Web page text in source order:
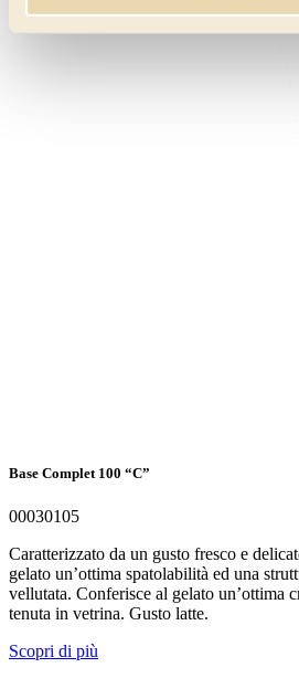
Base Complet 100 “C”
00030105
Caratterizzato da un gusto fresco e
gelato un’ottima spatolabilità ed una
vellutata. Conferisce al gelato un’ottima
tenuta in vetrina. Gusto latte.
Scopri di più